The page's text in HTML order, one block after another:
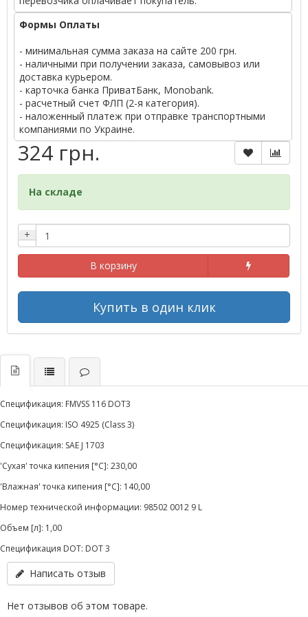
Формы Оплаты
- минимальная сумма заказа на сайте 200 грн.
- наличными при получении заказа, самовывоз или
доставка курьером.
- карточка банка ПриватБанк, Monobank.
- расчетный счет ФЛП (2-я категория).
- наложенный платеж при отправке транспортными
компаниями по Украине.
324 грн.
На складе
+
В корзину
Купить в один клик
Спецификация: FMVSS 116 DOT3
Спецификация: ISO 4925 (Class 3)
Спецификация: SAE J 1703
'Сухая' точка кипения [°C]: 230,00
'Влажная' точка кипения [°C]: 140,00
Номер технической информации: 98502 0012 9 L
Объем [л]: 1,00
Спецификация DOT: DOT 3
Написать отзыв
Нет отзывов об этом товаре.